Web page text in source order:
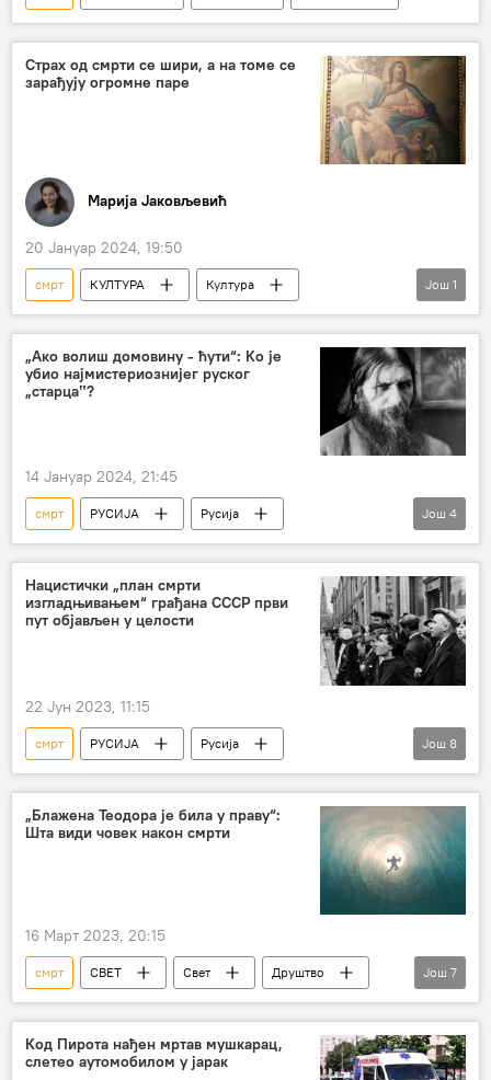
Страх од смрти се шири, а на томе се
зарађују огромне паре
Марија Јаковљевић
20 Јануар 2024, 19:50
смрт КУЛТУРА
Култура
изложба
Етнографски музеј
Још 1
„Ако волиш домовину - ћути“: Ко је
убио најмистериознијег руског
„старца‟?
14 Јануар 2024, 21:45
смрт РУСИЈА
Русија
Русија – друштво
Григориј Распућин
Још 4
Нацистички „план смрти
изгладњивањем“ грађана СССР први
пут објављен у целости
22 Јун 2023, 11:15
смрт РУСИЈА
Русија
Велики отаџбински рат
Немачка
нацизам
глад
Други светски рат
фашизам
Пољска
Још 8
„Блажена Теодора је била у праву“:
Шта види човек након смрти
16 Март 2023, 20:15
смрт СВЕТ Свет
Друштво
Религија
Богородица
Живот
пакао
бесмртност
Још 7
Код Пирота нађен мртав мушкарац,
слетео аутомобилом у јарак